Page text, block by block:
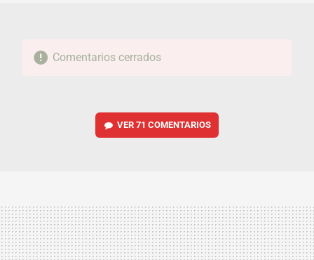
Comentarios cerrados
VER 71 COMENTARIOS